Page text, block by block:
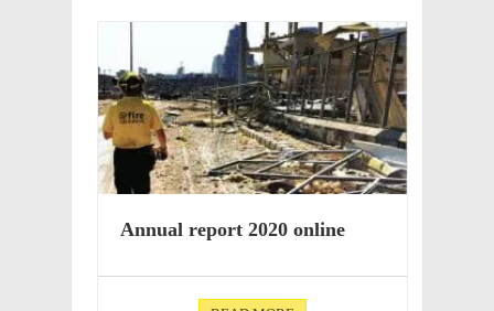
Annual report 2020 online